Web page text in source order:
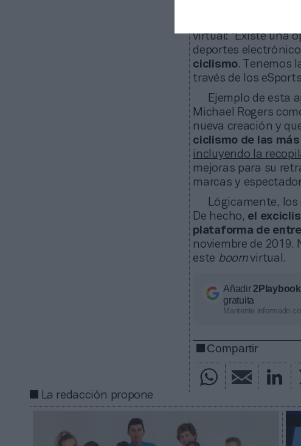
virtual: “Existe una
deportes
ciclismo. Tenemos
través de los
Ejemplo de esta
Michael Rogers
nueva creación y
ciclismo de las
incluyendo la
mejoras para su
marcas y
Lógicamente,
De hecho, el
plataforma de
noviembre de 2019.
este boomvirtual.
Añadir2Playbook
gratuita
Mantente informado
Compartir
La redacción propone